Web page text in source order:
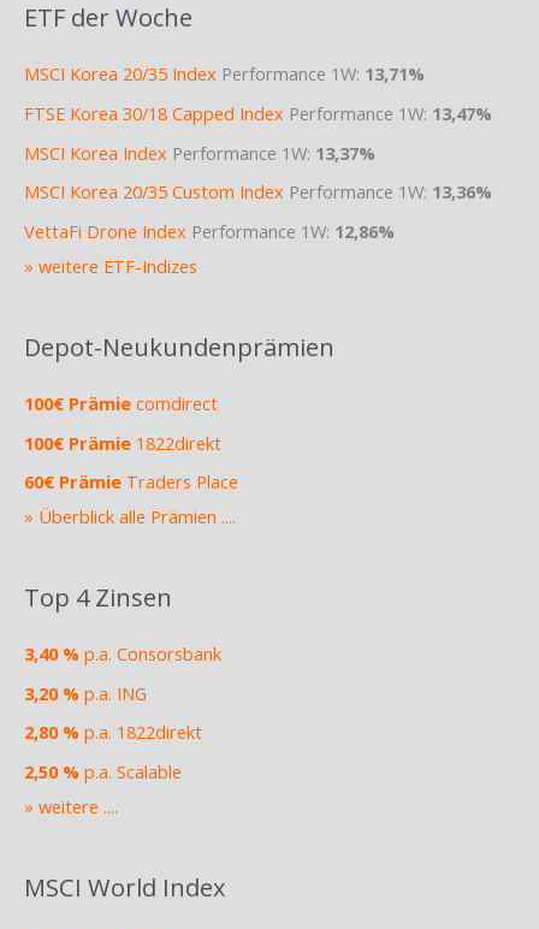
ETF der Woche
MSCI Korea 20/35 Index Performance 1W: 13,71%
FTSE Korea 30/18 Capped Index Performance 1W: 13,47%
MSCI Korea Index Performance 1W: 13,37%
MSCI Korea 20/35 Custom Index Performance 1W: 13,36%
VettaFi Drone Index Performance 1W: 12,86%
» weitere ETF-Indizes
Depot-Neukundenprämien
100€ Prämie comdirect
100€ Prämie 1822direkt
60€ Prämie Traders Place
» Überblick alle Prämien ....
Top 4 Zinsen
3,40 % p.a. Consorsbank
3,20 % p.a. ING
2,80 % p.a. 1822direkt
2,50 % p.a. Scalable
» weitere ....
MSCI World Index